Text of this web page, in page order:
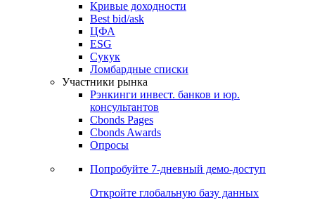
Кривые доходности
Best bid/ask
ЦФА
ESG
Сукук
Ломбардные списки
Участники рынка
Рэнкинги инвест. банков и юр.
консультантов
Cbonds Pages
Cbonds Awards
Опросы
Попробуйте 7-дневный демо-доступ
Откройте глобальную базу данных